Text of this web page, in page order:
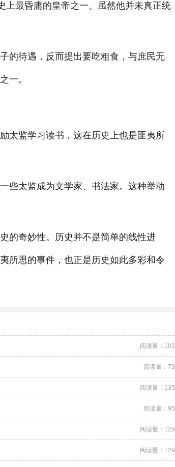
上最昏庸的皇帝之一。虽然他并未真正统
的待遇，反而提出要吃粗食，与庶民无
一。
太监学习读书，这在历史上也是匪夷所
些太监成为文学家、书法家。这种举动
的奇妙性。历史并不是简单的线性进
所思的事件，也正是历史如此多彩和令
阅读量：103
阅读量：79
阅读量：135
阅读量：95
阅读量：129
阅读量：129